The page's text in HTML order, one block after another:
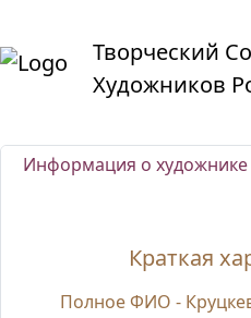
Творческий
Художников
Информация о художнике
Краткая
Полное ФИО -